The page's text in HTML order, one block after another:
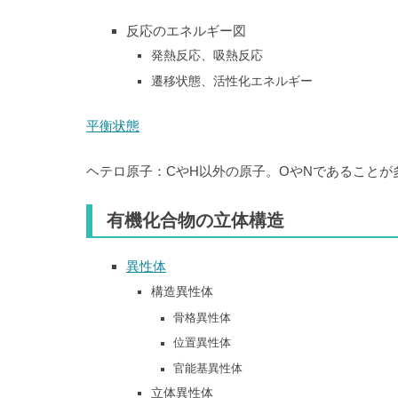
反応のエネルギー図
発熱反応、吸熱反応
遷移状態、活性化エネルギー
平衡状態
ヘテロ原子：CやH以外の原子。OやNであることが
有機化合物の立体構造
​異性体
構造異性体
骨格異性体
位置異性体
官能基異性体
立体異性体